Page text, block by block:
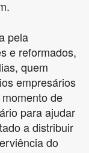
pela
e reformados,
quem
empresários
de
para ajudar
a distribuir
do